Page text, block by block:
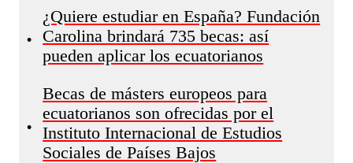
•
¿Quiere estudiar en España? Fundación
Carolina brindará 735 becas: así
pueden aplicar los ecuatorianos
•
Becas de másters europeos para
ecuatorianos son ofrecidas por el
Instituto Internacional de Estudios
Sociales de Países Bajos